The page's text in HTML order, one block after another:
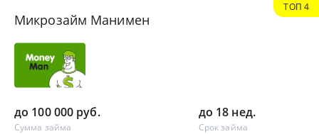
Микрозайм Манимен
до 100 000 руб.
Сумма займа
до 18 нед.
Срок займа
ТОП 4